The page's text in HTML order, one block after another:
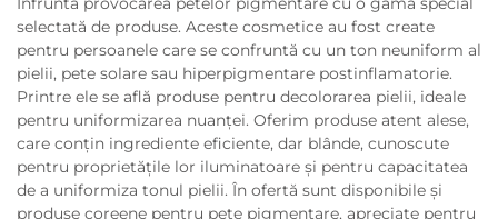
selectată de produse. Aceste cosmetice au fost create
pentru persoanele care se confruntă cu un ton neuniform al
pielii, pete solare sau hiperpigmentare postinflamatorie.
Printre ele se află produse pentru decolorarea pielii, ideale
pentru uniformizarea nuanței. Oferim produse atent alese,
care conțin ingrediente eficiente, dar blânde, cunoscute
pentru proprietățile lor iluminatoare și pentru capacitatea
de a uniformiza tonul pielii. În ofertă sunt disponibile și
produse coreene pentru pete pigmentare, apreciate pentru